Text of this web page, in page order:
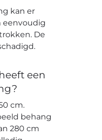
kan er
eenvoudig
De
een
cm.
behang
280 cm